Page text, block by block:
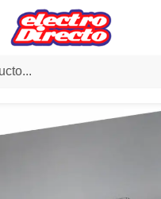
Campanas